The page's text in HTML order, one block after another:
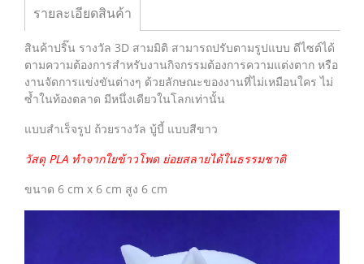
รายละเอียดสินค้า
สินค้าปริ๊น รางวัล 3D สามมิติ สามารถปรับตามรูปแบบ ดีไซต์ได้
ตามความต้องการสำหรับงานกิจกรรมต้องการความแต่งตาก หรือ
งานจัดการแข่งขันต่างๆ ด้วยลักษณะของงานที่ไม่เหมือนใคร ไม่
ซ้ำในท้องตลาด มีหนึ่งเดียวในโลกเท่านั้น
แบบสำเร็จรูป ถ้วยรางวัล บู้บี้ แบบสีขาว
วัสดุ PLA ทำจากใยข้าวโพด ย่อยสลายได้ในธรรมชาติ
ขนาด 6 cm x 6 cm สูง 6 cm